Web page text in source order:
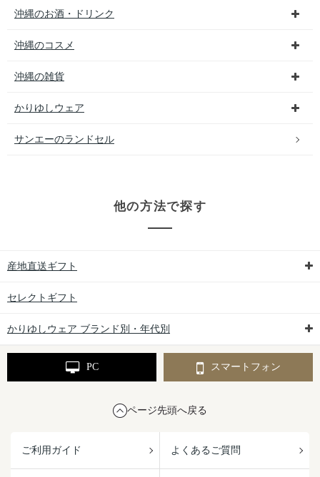
沖縄のお酒・ドリンク
沖縄のコスメ
沖縄の雑貨
かりゆしウェア
サンエーのランドセル
他の方法で探す
産地直送ギフト
セレクトギフト
かりゆしウェア ブランド別・年代別
PC スマートフォン
ページ先頭へ戻る
ご利用ガイド よくあるご質問